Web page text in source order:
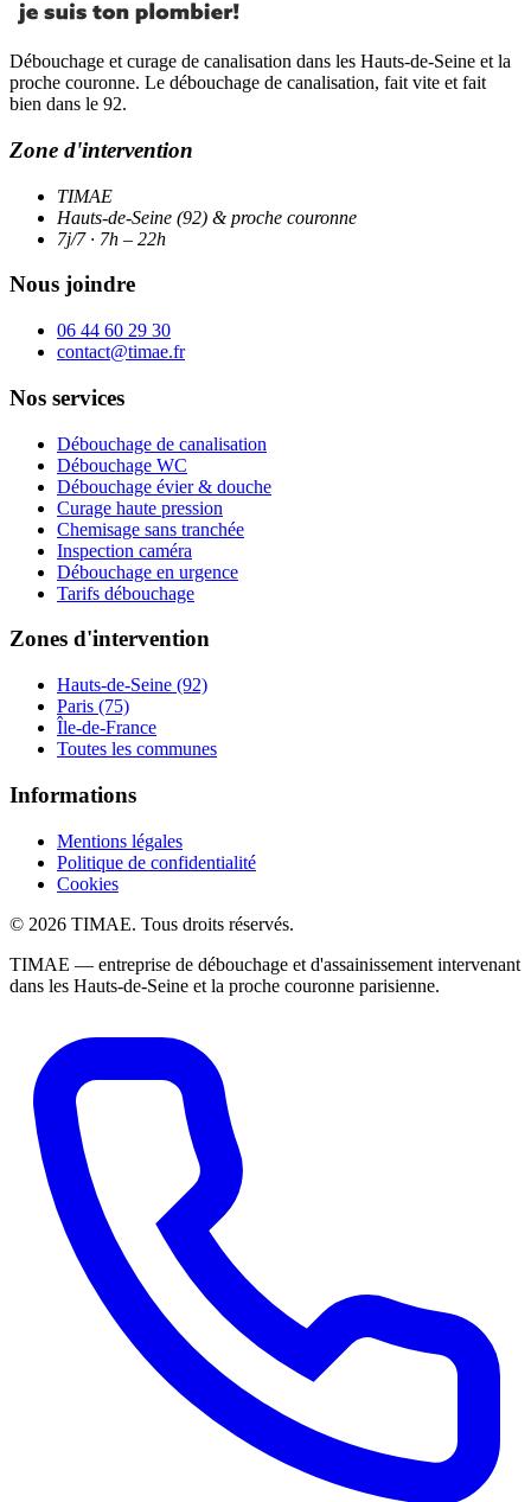
Débouchage et curage de canalisation dans les Hauts-de-Seine et la
proche couronne. Le débouchage de canalisation, fait vite et fait
bien dans le 92.
Zone d'intervention
TIMAE
Hauts-de-Seine (92) & proche couronne
7j/7 · 7h – 22h
Nous joindre
06 44 60 29 30
contact@timae.fr
Nos services
Débouchage de canalisation
Débouchage WC
Débouchage évier & douche
Curage haute pression
Chemisage sans tranchée
Inspection caméra
Débouchage en urgence
Tarifs débouchage
Zones d'intervention
Hauts-de-Seine (92)
Paris (75)
Île-de-France
Toutes les communes
Informations
Mentions légales
Politique de confidentialité
Cookies
© 2026 TIMAE. Tous droits réservés.
TIMAE — entreprise de débouchage et d'assainissement intervenant
dans les Hauts-de-Seine et la proche couronne parisienne.